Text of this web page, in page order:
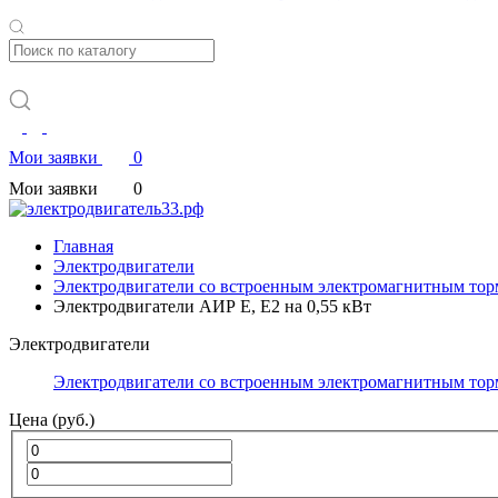
Мои заявки
0
Мои заявки
0
Главная
Электродвигатели
Электродвигатели со встроенным электромагнитным
Электродвигатели АИР Е, Е2 на 0,55 кВт
Электродвигатели
Электродвигатели со встроенным электромагнитным
Цена (руб.)